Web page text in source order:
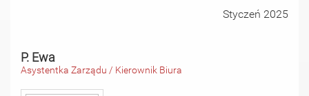
Styczeń 2025
P. Ewa
Asystentka Zarządu / Kierownik Biura